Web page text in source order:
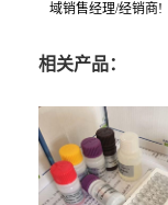
域销售经理/经销商!
相关产品：